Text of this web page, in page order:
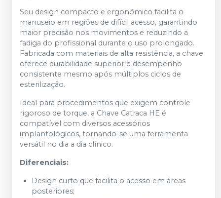
Seu design compacto e ergonômico facilita o
manuseio em regiões de difícil acesso, garantindo
maior precisão nos movimentos e reduzindo a
fadiga do profissional durante o uso prolongado.
Fabricada com materiais de alta resistência, a chave
oferece durabilidade superior e desempenho
consistente mesmo após múltiplos ciclos de
esterilização.
Ideal para procedimentos que exigem controle
rigoroso de torque, a Chave Catraca HE é
compatível com diversos acessórios
implantológicos, tornando-se uma ferramenta
versátil no dia a dia clínico.
Diferenciais:
Design curto que facilita o acesso em áreas
posteriores;